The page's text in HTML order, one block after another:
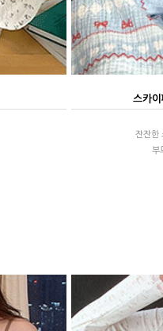
스카
잔잔한
부